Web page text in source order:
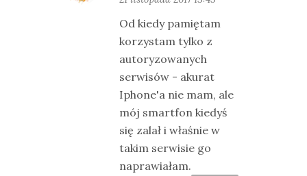
Od kiedy pamiętam
korzystam tylko z
autoryzowanych
serwisów - akurat
Iphone'a nie mam, ale
mój smartfon kiedyś
się zalał i właśnie w
takim serwisie go
naprawiałam.